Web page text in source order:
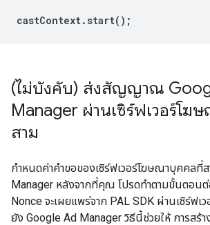
castContext. start();
(ไม่บังคับ) ส่งสัญญาณ
Manager ผ่านเซิร์ฟเวอร์โฆ
สาม
กำหนดค่าคำขอของเซิร์ฟเวอร์โฆษณาบุคคลที่
Manager หลังจากที่คุณ โปรดทำตามขั้นตอนต่
Nonce จะเผยแพร่จาก PAL SDK ผ่านเซิร์ฟเ
ยัง Google Ad Manager วิธีนี้ช่วยให้ การสร้า